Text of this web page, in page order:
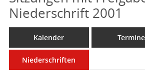
Niederschrift 2001
Kalender Termine
Niederschriften